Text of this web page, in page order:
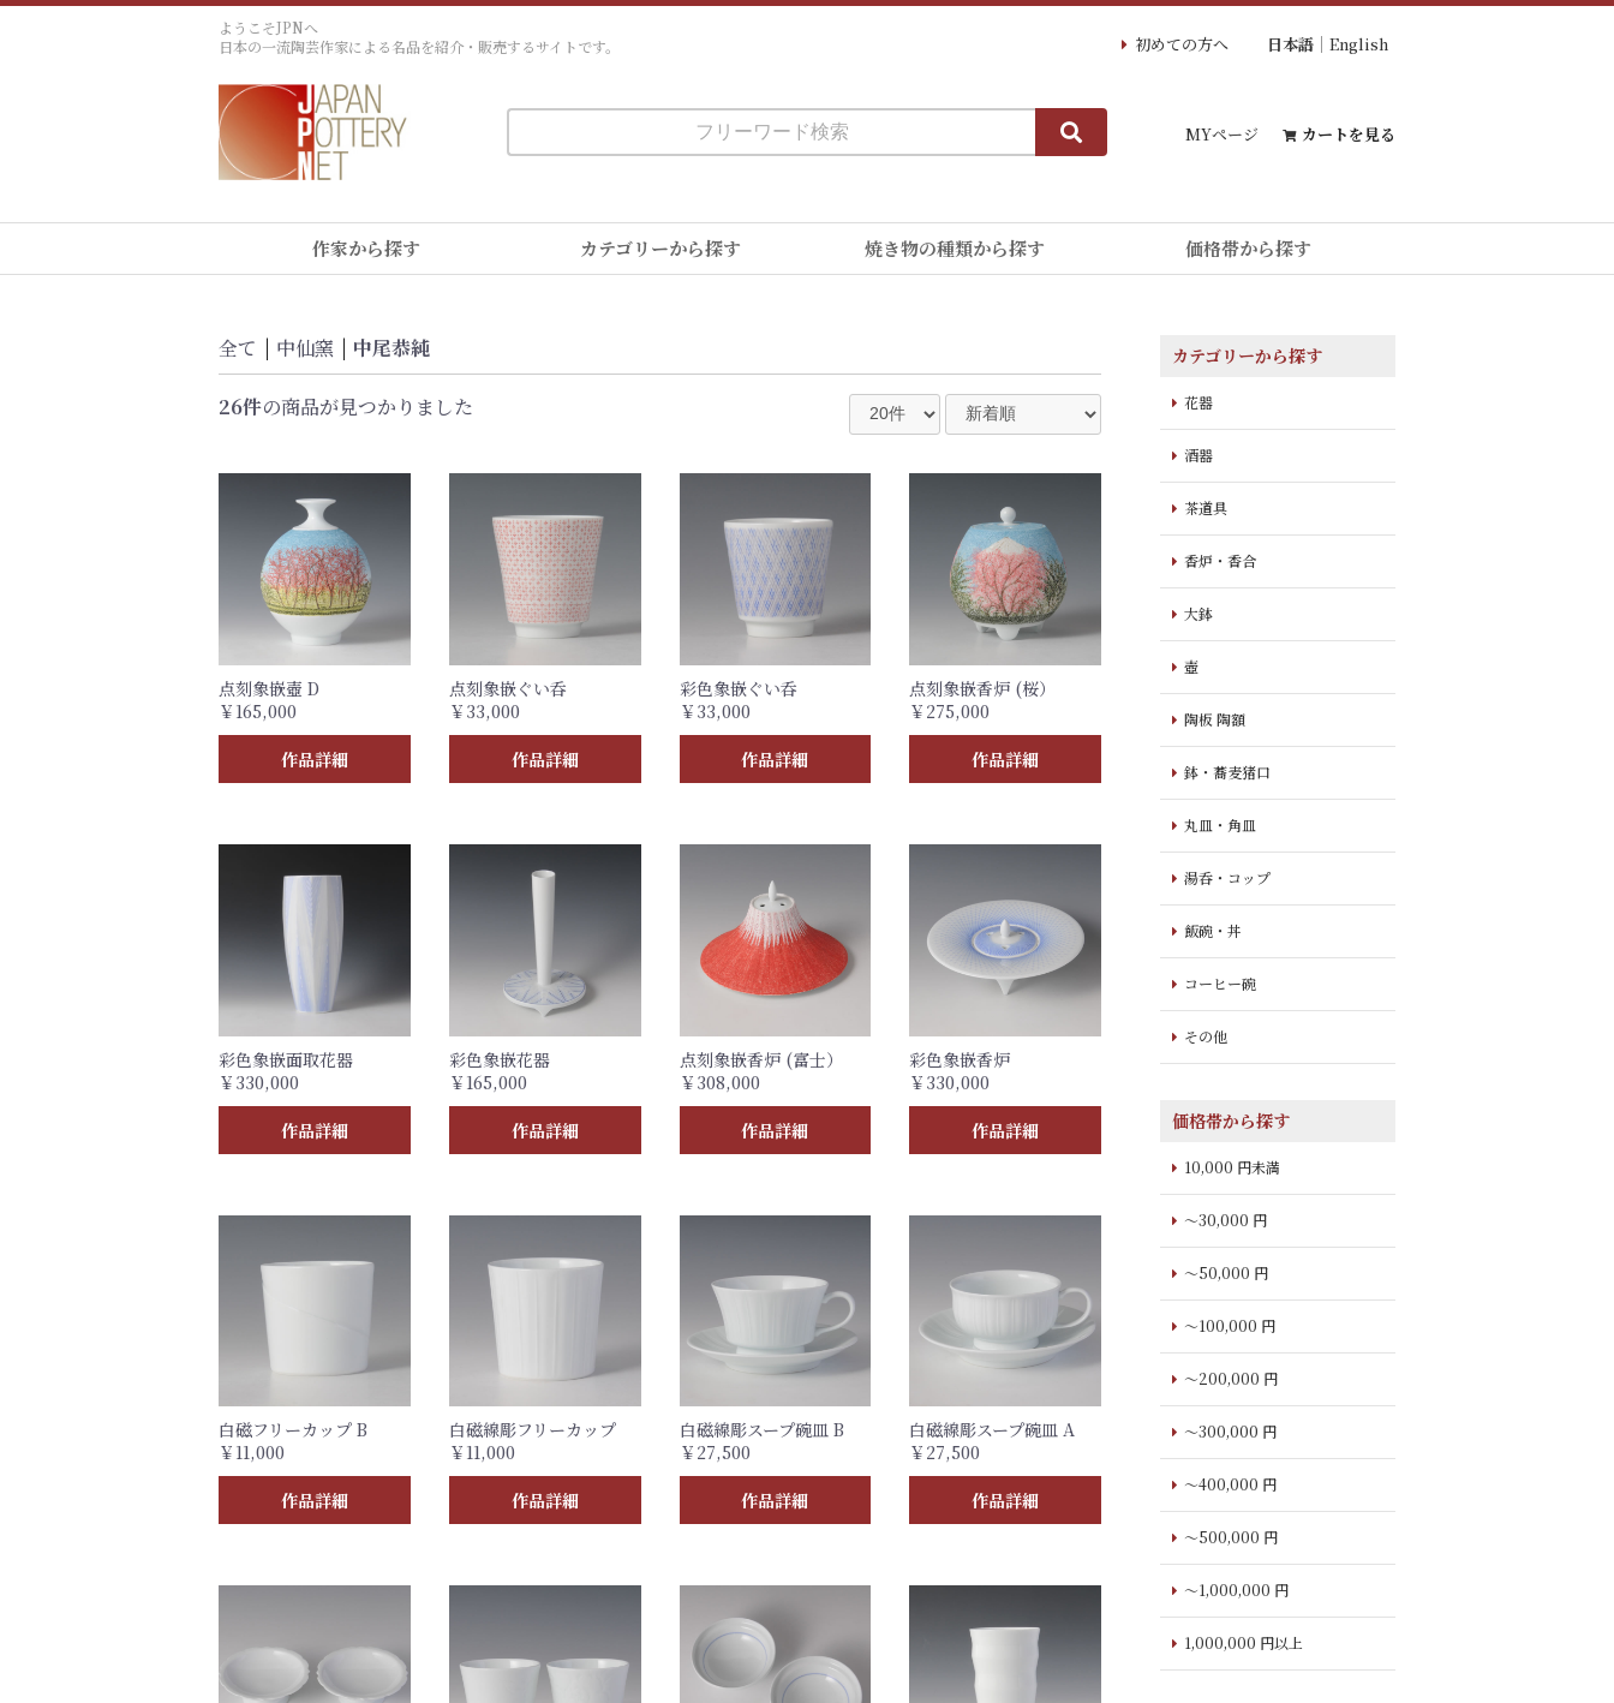
ようこそJPNへ
日本の一流陶芸作家による名品を紹介・販売するサイトです。
初めての方へ 日本語 English
MYページ カートを見る
作家から探す カテゴリーから探す 焼き物の種類から探す 価格帯から探す
全て | 中仙窯 | 中尾恭純
26件の商品が見つかりました
点刻象嵌壺 D
￥165,000
作品詳細
点刻象嵌ぐい呑
￥33,000
作品詳細
彩色象嵌ぐい呑
￥33,000
作品詳細
点刻象嵌香炉 (桜）
￥275,000
作品詳細
彩色象嵌面取花器
￥330,000
作品詳細
彩色象嵌花器
￥165,000
作品詳細
点刻象嵌香炉 (富士）
￥308,000
作品詳細
彩色象嵌香炉
￥330,000
作品詳細
白磁フリーカップ B
￥11,000
作品詳細
白磁線彫フリーカップ
￥11,000
作品詳細
白磁線彫スープ碗皿 B
￥27,500
作品詳細
白磁線彫スープ碗皿 A
￥27,500
作品詳細
カテゴリーから探す
花器
酒器
茶道具
香炉・香合
大鉢
壺
陶板 陶額
鉢・蕎麦猪口
丸皿・角皿
湯呑・コップ
飯碗・丼
コーヒー碗
その他
価格帯から探す
10,000 円未満
～30,000 円
～50,000 円
～100,000 円
～200,000 円
～300,000 円
～400,000 円
～500,000 円
～1,000,000 円
1,000,000 円以上